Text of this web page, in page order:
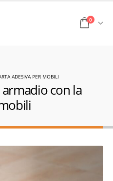
0
ADESIVA PER MOBILI
con la